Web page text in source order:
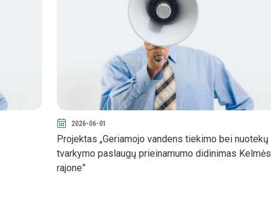
2026-06-01
Projektas „Geriamojo vandens tiekimo bei nuotekų
tvarkymo paslaugų prieinamumo didinimas Kelmės
rajone”